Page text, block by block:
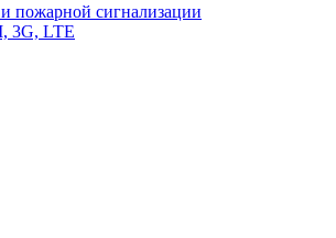
пожарной сигнализации
3G, LTE